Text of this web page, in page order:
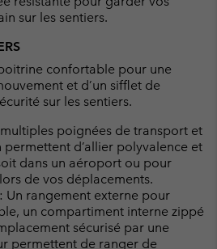
sur les sentiers.
confortable pour une
et d’un sifflet de
sur les sentiers.
poignées de transport et
d’allier polyvalence et
dans un aéroport ou pour
de vos déplacements.
Un rangement externe pour
un compartiment interne zippé
sécurisé par une
permettent de ranger de